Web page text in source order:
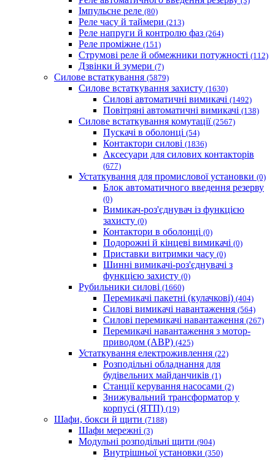
Імпульсне реле (80)
Реле часу й таймери (213)
Реле напруги й контролю фаз (264)
Реле проміжне (151)
Струмові реле й обмежники потужності (112)
Дзвінки й зумери (7)
Силове встаткування (5879)
Силове встаткування захисту (1630)
Силові автоматичні вимикачі (1492)
Повітряні автоматичні вимикачі (138)
Силове встаткування комутації (2567)
Пускачі в оболонці (54)
Контактори силові (1836)
Аксесуари для силових контакторів
(677)
Устаткування для промислової установки (0)
Блок автоматичного введення резерву
(0)
Вимикач-роз'єднувач із функцією
захисту (0)
Контактори в оболонці (0)
Подорожні й кінцеві вимикачі (0)
Приставки витримки часу (0)
Шинні вимикачі-роз'єднувачі з
функцією захисту (0)
Рубильники силові (1660)
Перемикачі пакетні (кулачкові) (404)
Силові вимикачі навантаження (564)
Cилові перемикачі навантаження (267)
Перемикачі навантаження з мотор-
приводом (АВР) (425)
Устаткування електроживлення (22)
Розподільні обладнання для
будівельних майданчиків (1)
Станції керування насосами (2)
Знижувальний трансформатор у
корпусі (ЯТП) (19)
Шафи, бокси й щити (7188)
Шафи мережні (3)
Модульні розподільні щити (904)
Внутрішньої установки (350)